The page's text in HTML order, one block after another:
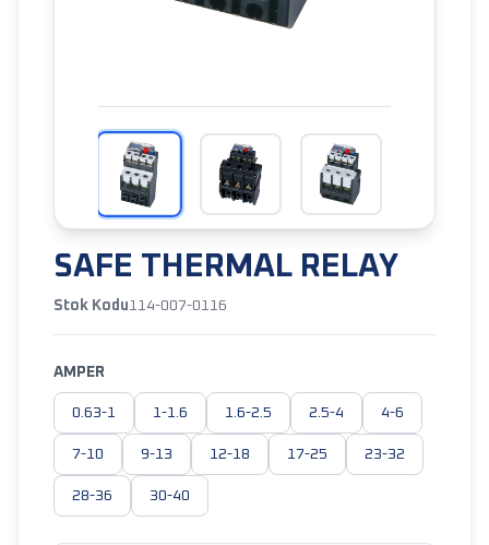
SAFE THERMAL RELAY
Stok Kodu114-007-0116
AMPER
0.63-1 1-1.6 1.6-2.5 2.5-4 4-6
7-10 9-13 12-18 17-25 23-32
28-36 30-40